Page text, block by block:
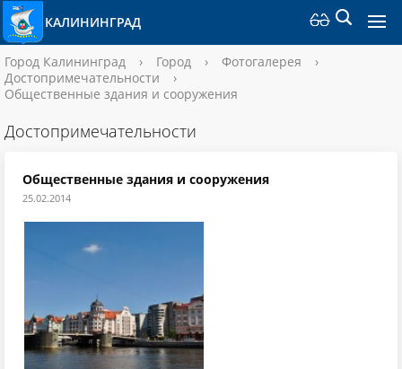
КАЛИНИНГРАД
Город Калининград › Город › Фотогалерея
›
Достопримечательности
›
Общественные здания и сооружения
Достопримечательности
Общественные здания и сооружения
25.02.2014